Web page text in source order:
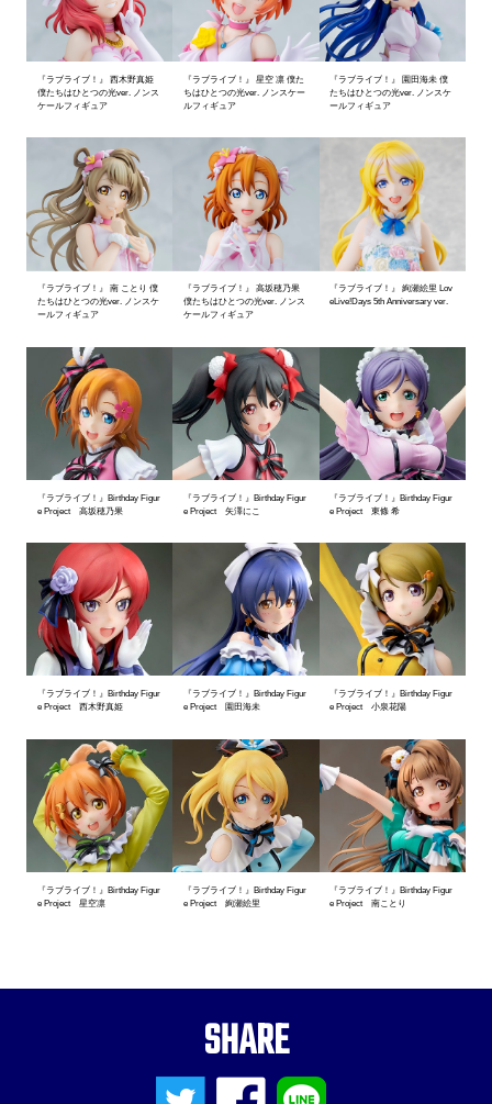
『ラブライブ！』 西木野真姫
僕たちはひとつの光ver. ノンス
ケールフィギュア
『ラブライブ！』 星空 凛 僕た
ちはひとつの光ver. ノンスケー
ルフィギュア
『ラブライブ！』 園田海未 僕
たちはひとつの光ver. ノンスケ
ールフィギュア
『ラブライブ！』 南 ことり 僕
たちはひとつの光ver. ノンスケ
ールフィギュア
『ラブライブ！』 高坂穂乃果
僕たちはひとつの光ver. ノンス
ケールフィギュア
『ラブライブ！』 絢瀬絵里 Lov
eLive!Days 5th Anniversary ver.
『ラブライブ！』Birthday Figur
e Project 高坂穂乃果
『ラブライブ！』Birthday Figur
e Project 矢澤にこ
『ラブライブ！』Birthday Figur
e Project 東條 希
『ラブライブ！』Birthday Figur
e Project 西木野真姫
『ラブライブ！』Birthday Figur
e Project 園田海未
『ラブライブ！』Birthday Figur
e Project 小泉花陽
『ラブライブ！』Birthday Figur
e Project 星空凛
『ラブライブ！』Birthday Figur
e Project 絢瀬絵里
『ラブライブ！』Birthday Figur
e Project 南ことり
SHARE